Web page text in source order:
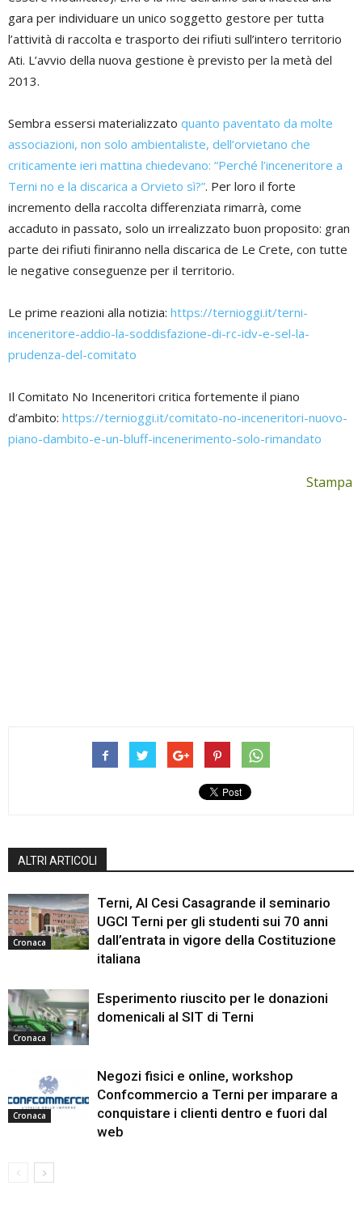
gara per individuare un unico soggetto gestore per tutta
l’attività di raccolta e trasporto dei rifiuti sull’intero territorio
Ati. L’avvio della nuova gestione è previsto per la metà del
2013.
Sembra essersi materializzato quanto paventato da molte
associazioni, non solo ambientaliste, dell’orvietano che
criticamente ieri mattina chiedevano: “Perché l’inceneritore a
Terni no e la discarica a Orvieto sì?”. Per loro il forte
incremento della raccolta differenziata rimarrà, come
accaduto in passato, solo un irrealizzato buon proposito: gran
parte dei rifiuti finiranno nella discarica de Le Crete, con tutte
le negative conseguenze per il territorio.
Le prime reazioni alla notizia: https://ternioggi.it/terni-
inceneritore-addio-la-soddisfazione-di-rc-idv-e-sel-la-
prudenza-del-comitato
Il Comitato No Inceneritori critica fortemente il piano
d’ambito: https://ternioggi.it/comitato-no-inceneritori-nuovo-
piano-dambito-e-un-bluff-incenerimento-solo-rimandato
Stampa
ALTRI ARTICOLI
Cronaca
Terni, Al Cesi Casagrande il seminario
UGCI Terni per gli studenti sui 70 anni
dall’entrata in vigore della Costituzione
italiana
Cronaca
Esperimento riuscito per le donazioni
domenicali al SIT di Terni
Cronaca
Negozi fisici e online, workshop
Confcommercio a Terni per imparare a
conquistare i clienti dentro e fuori dal
web